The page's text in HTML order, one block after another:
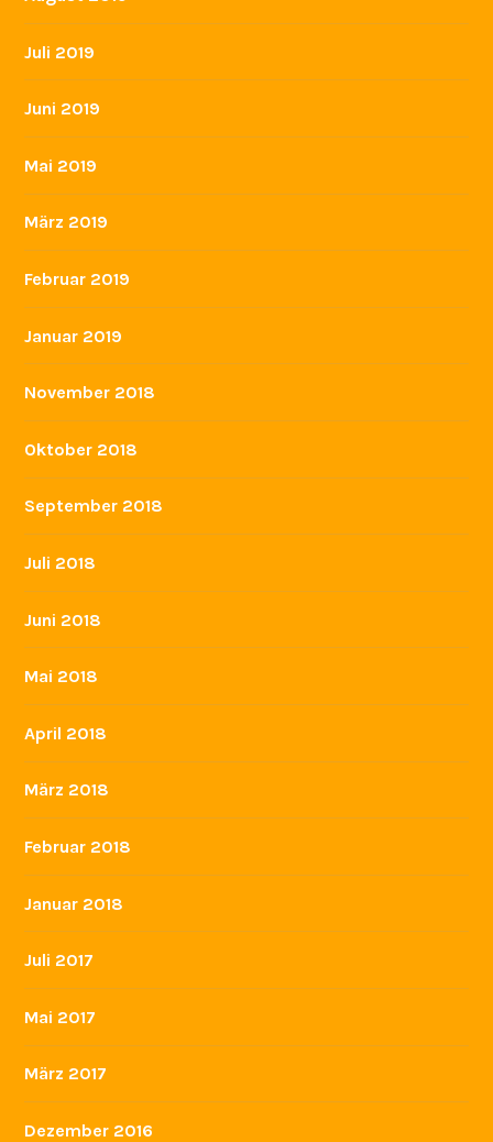
Juli 2019
Juni 2019
Mai 2019
März 2019
Februar 2019
Januar 2019
November 2018
Oktober 2018
September 2018
Juli 2018
Juni 2018
Mai 2018
April 2018
März 2018
Februar 2018
Januar 2018
Juli 2017
Mai 2017
März 2017
Dezember 2016